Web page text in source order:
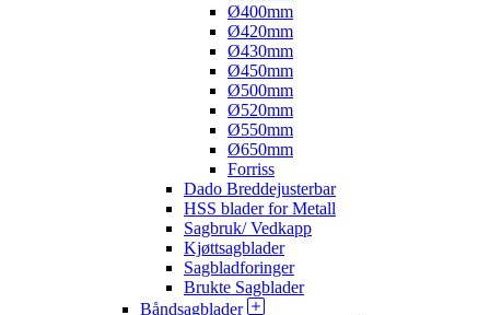
Ø400mm
Ø420mm
Ø430mm
Ø450mm
Ø500mm
Ø520mm
Ø550mm
Ø650mm
Forriss
Dado Breddejusterbar
HSS blader for Metall
Sagbruk/ Vedkapp
Kjøttsagblader
Sagbladforinger
Brukte Sagblader
Båndsagblader